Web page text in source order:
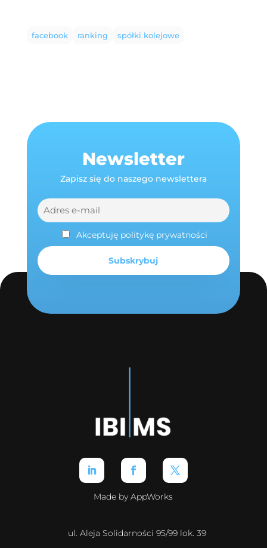
facebook ranking spółki kolejowe
Newsletter
Zapisz się do naszego newslettera
Akceptuję politykę prywatności
Made by AppWorks
ul. Aleja Solidarności 95/99 lok. 39